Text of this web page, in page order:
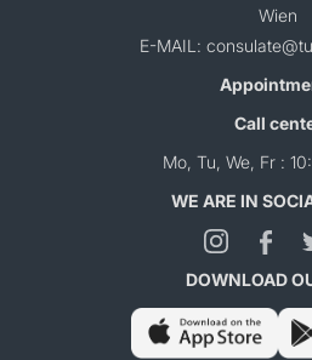
Wien
E-MAIL:
Call
Mo, Tu, We, Fr :
WE ARE IN
DOWNLOAD